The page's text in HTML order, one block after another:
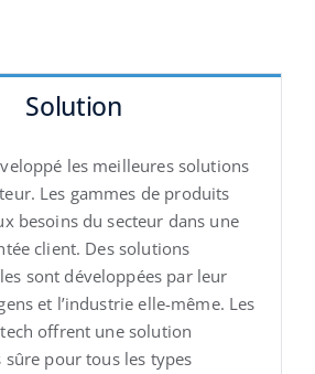
Solution
les meilleures solutions
Les gammes de produits
besoins du secteur dans une
client. Des solutions
sont développées par leur
et l’industrie elle-même. Les
offrent une solution
pour tous les types